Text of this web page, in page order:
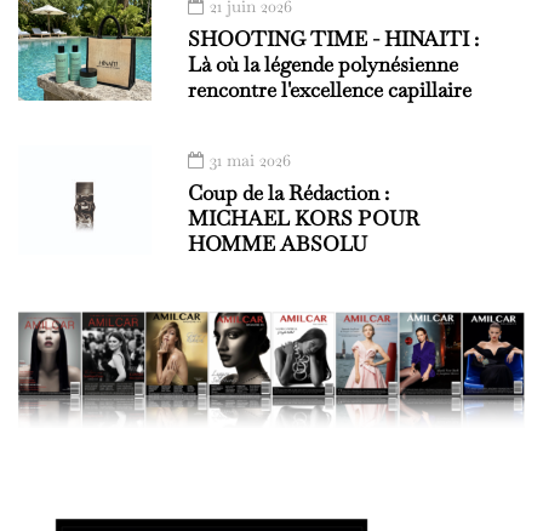
21 juin 2026
SHOOTING TIME - HINAITI :
Là où la légende polynésienne
rencontre l'excellence capillaire
31 mai 2026
Coup de la Rédaction :
MICHAEL KORS POUR
HOMME ABSOLU